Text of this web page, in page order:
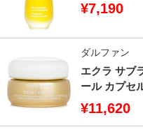
¥7,190
ダルファン
エクラ サブ
ール カプセ
¥11,620